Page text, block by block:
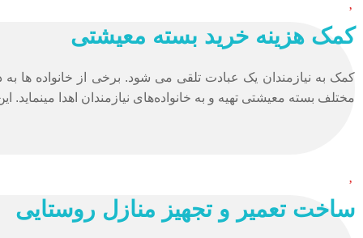
کمک هزینه خرید بسته معیشتی
کمک به نیازمندان یک عبادت تلقی می شود. برخی از خانواده ها
مختلف بسته معیشتی تهیه و به خانواده‌های نیازمندان اهدا
ساخت تعمیر و تجهیز منازل روستایی